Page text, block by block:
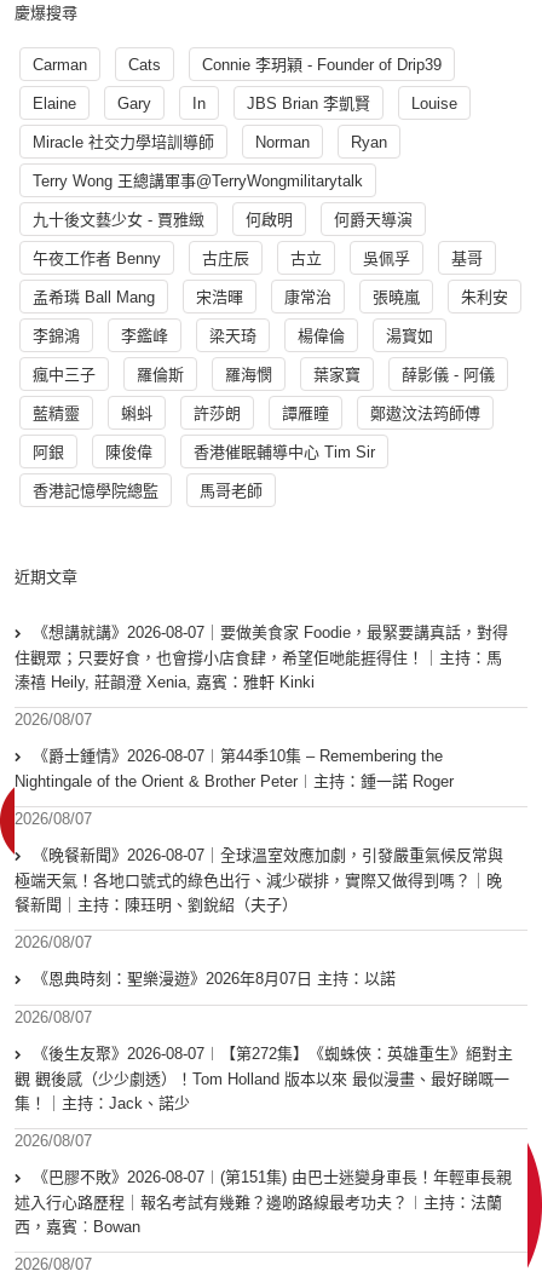
慶爆搜尋
Carman Cats Connie 李玥穎 - Founder of Drip39
Elaine Gary In JBS Brian 李凱賢 Louise
Miracle 社交力學培訓導師 Norman Ryan
Terry Wong 王總講軍事@TerryWongmilitarytalk
九十後文藝少女 - 賈雅緻 何啟明 何爵天導演
午夜工作者 Benny 古庄辰 古立 吳佩孚 基哥
孟希璘 Ball Mang 宋浩暉 康常治 張曉嵐 朱利安
李錦鴻 李鑑峰 梁天琦 楊偉倫 湯寳如
瘋中三子 羅倫斯 羅海憫 葉家寶 薛影儀 - 阿儀
藍精靈 蝌蚪 許莎朗 譚雁瞳 鄭遨汶法筠師傅
阿銀 陳俊偉 香港催眠輔導中心 Tim Sir
香港記憶學院總監 馬哥老師
近期文章
《想講就講》2026-08-07｜要做美食家 Foodie，最緊要講真話，對得
住觀眾；只要好食，也會撐小店食肆，希望佢哋能捱得住！｜主持：馬
溱禧 Heily, 莊韻澄 Xenia, 嘉賓：雅軒 Kinki
2026/08/07
《爵士鍾情》2026-08-07︱第44季10集 – Remembering the
Nightingale of the Orient & Brother Peter︱主持：鍾一諾 Roger
2026/08/07
《晚餐新聞》2026-08-07｜全球溫室效應加劇，引發嚴重氣候反常與
極端天氣！各地口號式的綠色出行、減少碳排，實際又做得到嗎？｜晚
餐新聞｜主持：陳珏明、劉銳紹（夫子）
2026/08/07
《恩典時刻：聖樂漫遊》2026年8月07日 主持：以諾
2026/08/07
《後生友聚》2026-08-07︱【第272集】《蜘蛛俠：英雄重生》絕對主
觀 觀後感（少少劇透）！Tom Holland 版本以來 最似漫畫、最好睇嘅一
集！｜主持：Jack、諾少
2026/08/07
《巴膠不敗》2026-08-07︱(第151集) 由巴士迷變身車長！年輕車長親
述入行心路歷程｜報名考試有幾難？邊啲路線最考功夫？︱主持：法蘭
西，嘉賓︰Bowan
2026/08/07